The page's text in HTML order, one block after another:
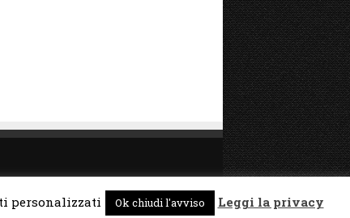
All Movies Project Gestione
personalizzati Ok chiudi l'avviso Leggi la privacy